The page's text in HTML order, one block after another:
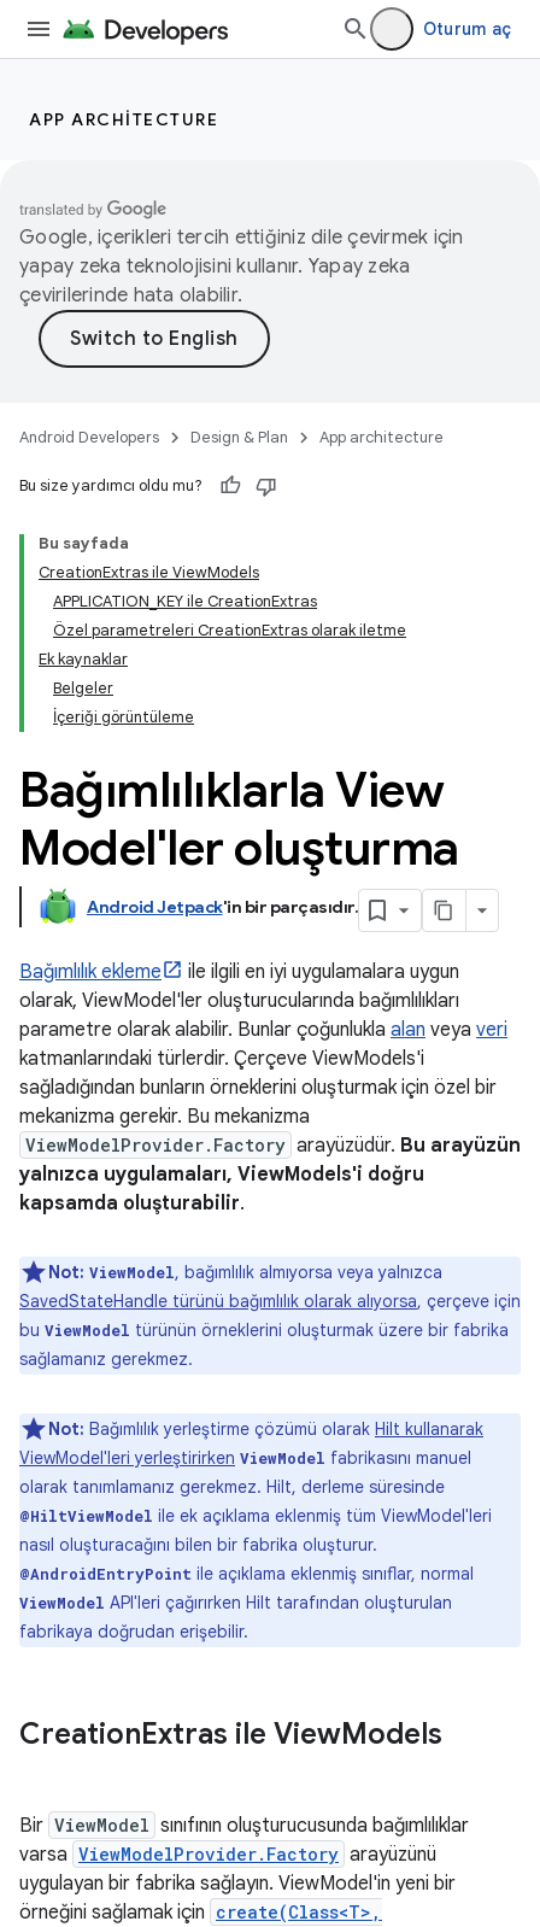
Oturum aç
APP ARCHITECTURE
Google, içerikleri tercih ettiğiniz dile çevirmek için
yapay zeka teknolojisini kullanır. Yapay zeka
çevirilerinde hata olabilir.
Android Developers Design & Plan App architecture
Bu size yardımcı oldu mu?
Bu sayfada
CreationExtras ile ViewModels
APPLICATION_KEY ile CreationExtras
Özel parametreleri CreationExtras olarak iletme
Ek kaynaklar
Belgeler
İçeriği görüntüleme
Bağımlılıklarla View
Model'ler oluşturma
Android Jetpack'in bir parçasıdır.
Bağımlılık ekleme
ile ilgili en iyi uygulamalara uygun
olarak, ViewModel'ler oluşturucularında bağımlılıkları
parametre olarak alabilir. Bunlar çoğunlukla alan veya veri
katmanlarındaki türlerdir. Çerçeve ViewModels'i
sağladığından bunların örneklerini oluşturmak için özel bir
mekanizma gerekir. Bu mekanizma
ViewModelProvider.Factory arayüzüdür. Bu arayüzün
yalnızca uygulamaları, ViewModels'i doğru
kapsamda oluşturabilir.
Not: ViewModel, bağımlılık almıyorsa veya yalnızca
SavedStateHandle türünü bağımlılık olarak alıyorsa, çerçeve için
bu ViewModel türünün örneklerini oluşturmak üzere bir fabrika
sağlamanız gerekmez.
Not: Bağımlılık yerleştirme çözümü olarak Hilt kullanarak
ViewModel'leri yerleştirirken ViewModel fabrikasını manuel
olarak tanımlamanız gerekmez. Hilt, derleme süresinde
@HiltViewModel ile ek açıklama eklenmiş tüm ViewModel'leri
nasıl oluşturacağını bilen bir fabrika oluşturur.
@AndroidEntryPoint ile açıklama eklenmiş sınıflar, normal
ViewModel API'leri çağırırken Hilt tarafından oluşturulan
fabrikaya doğrudan erişebilir.
CreationExtras ile ViewModels
Bir ViewModel sınıfının oluşturucusunda bağımlılıklar
varsa ViewModelProvider.Factory arayüzünü
uygulayan bir fabrika sağlayın. ViewModel'in yeni bir
örneğini sağlamak için create(Class<T>,